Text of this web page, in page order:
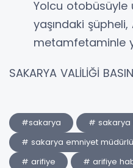
Yolcu otobüsüyle
yaşındaki
metamfetaminle
SAKARYA VALİLİĞİ
#sakarya
# sakarya
# sakarya emniyet
# arifiye
# arifiye